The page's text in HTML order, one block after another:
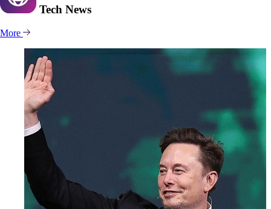
Tech News
More